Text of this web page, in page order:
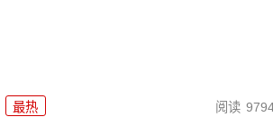
最热 阅读